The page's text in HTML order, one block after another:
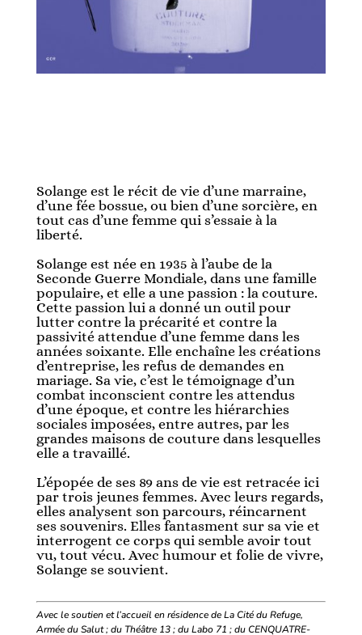
Solange est le récit de vie d’une marraine,
d’une fée bossue, ou bien d’une sorcière, en
tout cas d’une femme qui s’essaie à la
liberté.
Solange est née en 1935 à l’aube de la
Seconde Guerre Mondiale, dans une famille
populaire, et elle a une passion : la couture.
Cette passion lui a donné un outil pour
lutter contre la précarité et contre la
passivité attendue d’une femme dans les
années soixante. Elle enchaîne les créations
d’entreprise, les refus de demandes en
mariage. Sa vie, c’est le témoignage d’un
combat inconscient contre les attendus
d’une époque, et contre les hiérarchies
sociales imposées, entre autres, par les
grandes maisons de couture dans lesquelles
elle a travaillé.
L’épopée de ses 89 ans de vie est retracée ici
par trois jeunes femmes. Avec leurs regards,
elles analysent son parcours, réincarnent
ses souvenirs. Elles fantasment sur sa vie et
interrogent ce corps qui semble avoir tout
vu, tout vécu. Avec humour et folie de vivre,
Solange se souvient.
Avec le soutien et l’accueil en résidence de La Cité du Refuge,
Armée du Salut ; du Théâtre 13 ; du Labo 71 ; du CENQUATRE-